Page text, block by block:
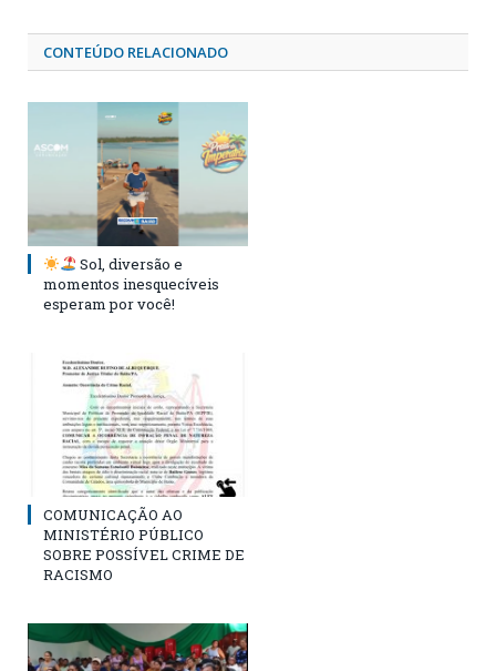
CONTEÚDO RELACIONADO
Sol, diversão e
momentos inesquecíveis
esperam por você!
COMUNICAÇÃO AO
MINISTÉRIO PÚBLICO
SOBRE POSSÍVEL CRIME DE
RACISMO